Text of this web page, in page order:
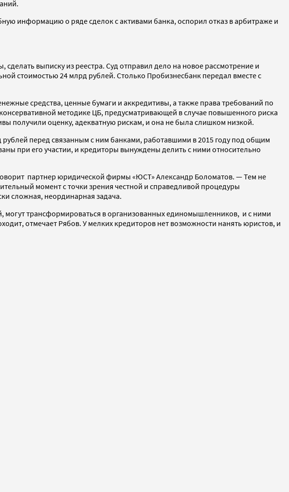
информацию о ряде сделок с активами банка, оспорил отказ в арбитраже и
выписку из реестра. Суд отправил дело на новое рассмотрение и
стоимостью 24 млрд рублей. Столько Пробизнесбанк передал вместе с
средства, ценные бумаги и аккредитивы, а также права требований по
методике ЦБ, предусматривающей в случае повышенного риска
получили оценку, адекватную рискам, и она не была слишком низкой.
перед связанным с ним банками, работавшими в 2015 году под общим
при его участии, и кредиторы вынуждены делить с ними относительно
партнер юридической фирмы «ЮСТ» Александр Боломатов. — Тем не
момент с точки зрения честной и справедливой процедуры
сложная, неординарная задача.
могут трансформироваться в организованных единомышленников, и с ними
отмечает Рябов. У мелких кредиторов нет возможности нанять юристов, и